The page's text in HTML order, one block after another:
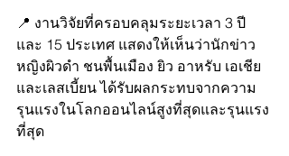
📍 งานวิจัยที่ครอบคลุมระยะเวลา 3 ปี
และ 15 ประเทศ แสดงให้เห็นว่านักข่าว
หญิงผิวดำ ชนพื้นเมือง ยิว อาหรับ เอเชีย
และเลสเบี้ยน ได้รับผลกระทบจากความ
รุนแรงในโลกออนไลน์สูงที่สุดและรุนแรง
ที่สุด